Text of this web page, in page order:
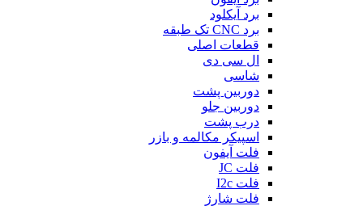
برد آیکلود
برد CNC تک طبقه
قطعات اصلی
ال سی دی
شاسی
دوربین پشت
دوربین جلو
درب پشت
اسپیکر مکالمه و بازر
فلت آیفون
فلت JC
فلت I2c
فلت شارژ